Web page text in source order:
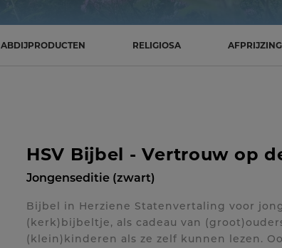
ABDIJPRODUCTEN RELIGIOSA
HSV Bijbel - Vertrouw op
Jongenseditie (zwart)
Bijbel in Herziene Statenvertaling voor
(kerk)bijbeltje, als cadeau van
(klein)kinderen als ze zelf kunnen lezen.